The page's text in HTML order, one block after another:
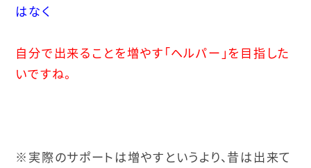
はなく
自分で出来ることを増やす「ヘルパー」を目指した
いですね。
※実際のサポートは増やすというより、昔は出来て